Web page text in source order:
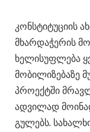
კონსტიტუციის
მხარდაჭერის
ხელისუფლება
მობილიზებაზე
პროექტში
ადვილად
გულებს.